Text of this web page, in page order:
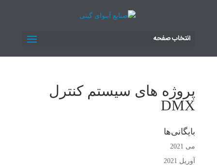
انتخاب صفحه
پروژه های سیستم کنترل
DMX
بایگانی‌ها
می 2021
آوریل 2021